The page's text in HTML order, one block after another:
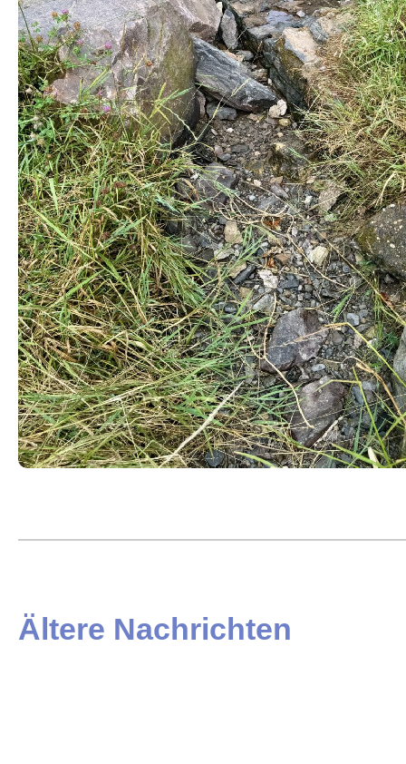
Ältere Nachrichten